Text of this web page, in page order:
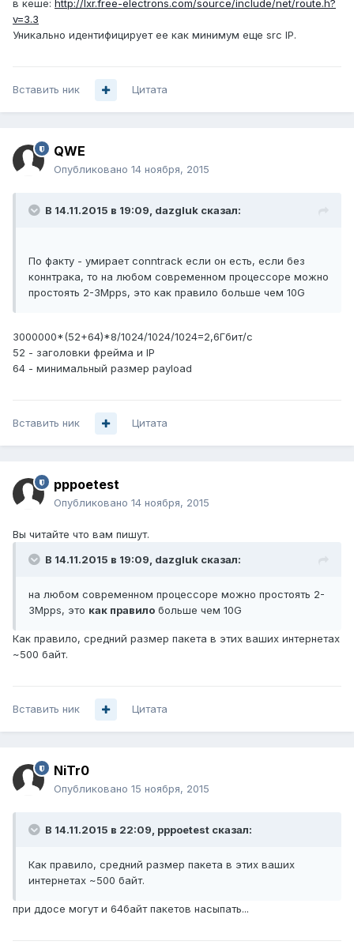
в кеше: http://lxr.free-electrons.com/source/include/net/route.h?
v=3.3
Уникально идентифицирует ее как минимум еще src IP.
Вставить ник Цитата
QWE
Опубликовано 14 ноября, 2015
В 14.11.2015 в 19:09, dazgluk сказал:
По факту - умирает conntrack если он есть, если без
коннтрака, то на любом современном процессоре можно
простоять 2-3Mpps, это как правило больше чем 10G
3000000*(52+64)*8/1024/1024/1024=2,6Гбит/с
52 - заголовки фрейма и IP
64 - минимальный размер payload
Вставить ник Цитата
pppoetest
Опубликовано 14 ноября, 2015
Вы читайте что вам пишут.
В 14.11.2015 в 19:09, dazgluk сказал:
на любом современном процессоре можно простоять 2-
3Mpps, это как правило больше чем 10G
Как правило, средний размер пакета в этих ваших интернетах
~500 байт.
Вставить ник Цитата
NiTr0
Опубликовано 15 ноября, 2015
В 14.11.2015 в 22:09, pppoetest сказал:
Как правило, средний размер пакета в этих ваших
интернетах ~500 байт.
при ддосе могут и 64байт пакетов насыпать...